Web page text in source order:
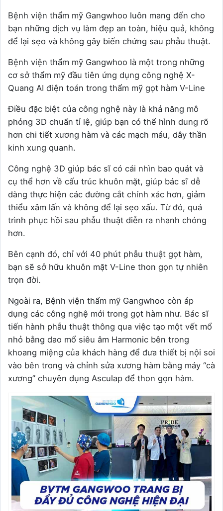
Bệnh viện thẩm mỹ Gangwhoo luôn mang đến cho
bạn những dịch vụ làm đẹp an toàn, hiệu quả, không
để lại sẹo và không gây biến chứng sau phẫu thuật.
Bệnh viện thẩm mỹ Gangwhoo là một trong những
cơ sở thẩm mỹ đầu tiên ứng dụng công nghệ X-
Quang AI điện toán trong thẩm mỹ gọt hàm V-Line
Điều đặc biệt của công nghệ này là khả năng mô
phỏng 3D chuẩn tỉ lệ, giúp bạn có thể hình dung rõ
hơn chi tiết xương hàm và các mạch máu, dây thần
kinh xung quanh.
Công nghệ 3D giúp bác sĩ có cái nhìn bao quát và
cụ thể hơn về cấu trúc khuôn mặt, giúp bác sĩ dễ
dàng thực hiện các đường cắt chính xác hơn, giảm
thiểu xâm lấn và không để lại sẹo xấu. Từ đó, quá
trình phục hồi sau phẫu thuật diễn ra nhanh chóng
hơn.
Bên cạnh đó, chỉ với 40 phút phẫu thuật gọt hàm,
bạn sẽ sở hữu khuôn mặt V-Line thon gọn tự nhiên
trọn đời.
Ngoài ra, Bệnh viện thẩm mỹ Gangwhoo còn áp
dụng các công nghệ mới trong gọt hàm như. Bác sĩ
tiến hành phẫu thuật thông qua việc tạo một vết mổ
nhỏ bằng dao mổ siêu âm Harmonic bên trong
khoang miệng của khách hàng để đưa thiết bị nội soi
vào bên trong và chỉnh sửa xương hàm bằng máy “cà
xương” chuyên dụng Asculap để thon gọn hàm.